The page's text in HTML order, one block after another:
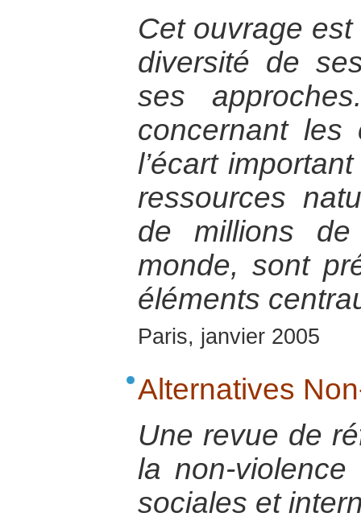
Cet ouvrage
diversité de
ses
concernant les
l’écart
ressources
de millions
monde, sont
éléments
Paris, janvier 2005
Alternatives
Une revue de
la non-
sociales et